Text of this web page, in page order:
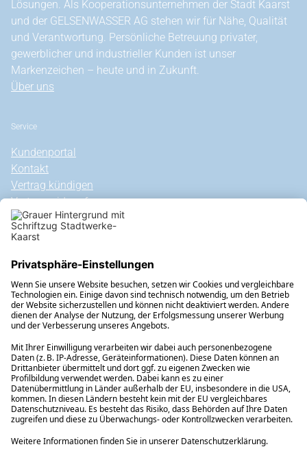
Lösungen. Als Kooperationsunternehmen der Stadt Kaarst
und der GELSENWASSER AG stehen wir für Nähe, Qualität
und Verantwortung. Persönliche Betreuung privater,
gewerblicher und industrieller Kunden ist unser
Markenzeichen – heute und in Zukunft.
Über uns
Service
Kundenportal
Kontakt
Vertrag kündigen
Vertrag widerrufen
Allgemeine Hinweise
Vertragsinformationen
Steuern, Umlagen, Abgaben & Gebühren
Außergerichtliche Streitbeilegung
Erklärung zur Barrierefreiheit
Veröffentlichungen nach REMIT
Rechtliches
Datenschutz
Informationspflichten
Datenaustausch
Nutzungsbedingungen
Impressum